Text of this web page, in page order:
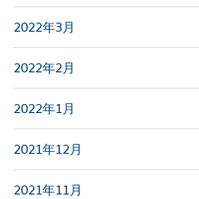
2022年3月
2022年2月
2022年1月
2021年12月
2021年11月